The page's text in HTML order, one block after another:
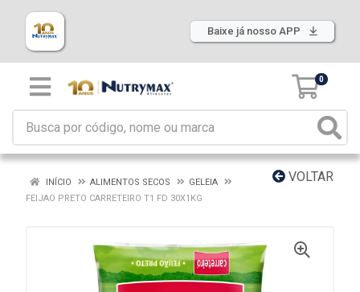
Baixe já nosso APP
0
VOLTAR
INÍCIO ALIMENTOS SECOS
GELEIA
FEIJAO PRETO CARRETEIRO T1 FD 30X1KG